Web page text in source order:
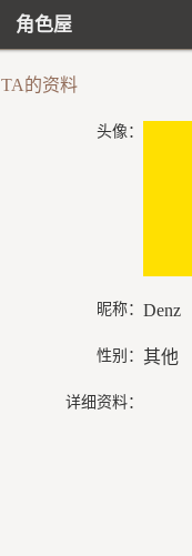
角色屋
TA的资料
头像：
昵称： Denz
性别： 其他
详细资料：